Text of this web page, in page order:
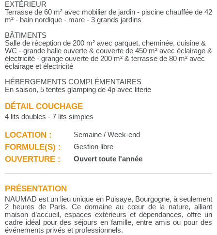
EXTÉRIEUR
Terrasse de 60 m² avec mobilier de jardin - piscine chauffée de 42
m² - bain nordique - mare - 3 grands jardins
BÂTIMENTS
Salle de réception de 200 m² avec parquet, cheminée, cuisine &
WC - grande halle ouverte & couverte de 450 m² avec éclairage &
électricité - grange ouverte de 200 m² & terrasse de 80 m² avec
éclairage et électricité
HÉBERGEMENTS COMPLÉMENTAIRES
En saison, 5 tentes glamping de 4p avec literie
DÉTAIL COUCHAGE
4 lits doubles - 7 lits simples
LOCATION : Semaine / Week-end
FORMULE(S) : Gestion libre
OUVERTURE : Ouvert toute l'année
PRÉSENTATION
NAUMAD est un lieu unique en Puisaye, Bourgogne, à seulement
2 heures de Paris. Ce domaine au cœur de la nature, alliant
maison d’accueil, espaces extérieurs et dépendances, offre un
cadre idéal pour des séjours en famille, entre amis ou pour des
événements privés et professionnels.